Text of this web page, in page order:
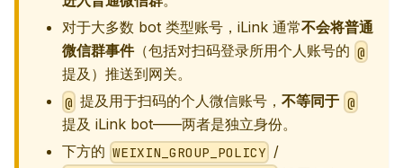
对于大多数 bot 类型账号，iLink 通常不会将普通
微信群事件（包括对扫码登录所用个人账号的 @
提及）推送到网关。
@ 提及用于扫码的个人微信账号，不等同于 @
提及 iLink bot——两者是独立身份。
下方的 WEIXIN_GROUP_POLICY /